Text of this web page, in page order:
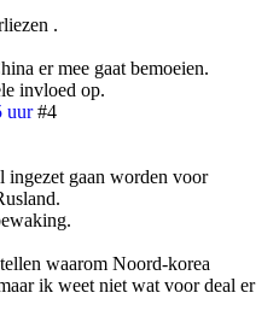
.
er mee gaat bemoeien.
invloed op.
uur #4
ingezet gaan worden voor
waarom Noord-korea
ik weet niet wat voor deal er